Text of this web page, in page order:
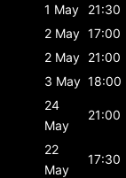
1 May
21:30
2 May 17:00
2 May 21:00
3 May 18:00
24
May
21:00
22
May
17:30